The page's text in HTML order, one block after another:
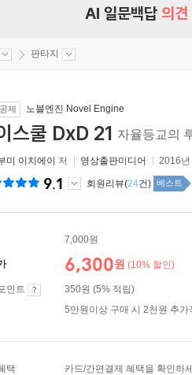
AI 일문백답 의
판타지
제 노블엔진 Novel Engine
스쿨 DxD 21 자율등교의
미 이치에이 저 영상출판미디어 2016년
9.1 회원리뷰(24건) 베스트
7,000원
6,300원 (10% 할인)
인트
350원 (5% 적립)
5만원이상 구매 시 2천원 추가
택 카드/간편결제 혜택을 확인하